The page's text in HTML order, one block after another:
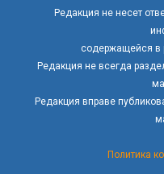
Редакция не несет
содержащейся в
Редакция не всегда
Редакция вправе
Политика